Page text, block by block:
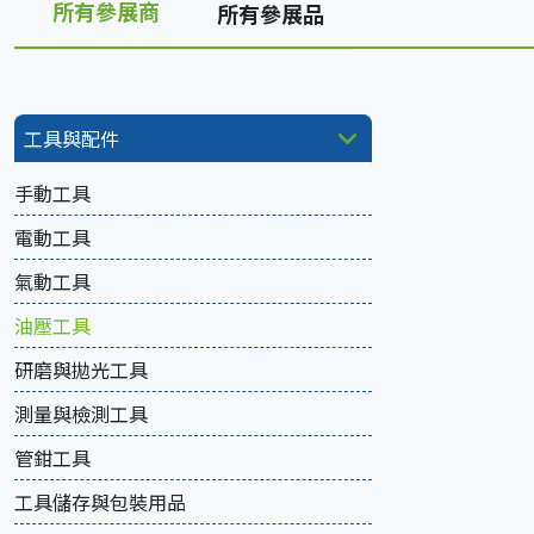
所有參展商 所有參展品
工具與配件
手動工具
電動工具
氣動工具
油壓工具
研磨與拋光工具
測量與檢測工具
管鉗工具
工具儲存與包裝用品